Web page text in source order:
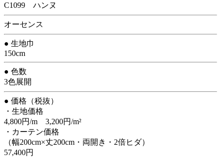
C1099 ハンヌ
オーセンス
● 生地巾
150cm
● 色数
3色展開
● 価格（税抜）
・生地価格
4,800円/m 3,200円/m²
・カーテン価格
（幅200cm×丈200cm・両開き・2倍ヒダ）
57,400円